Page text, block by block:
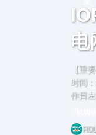
【重
时间
作日左右
（